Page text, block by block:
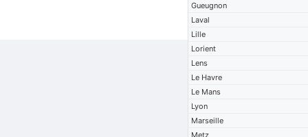
Gueugnon
Laval
Lille
Lorient
Lens
Le Havre
Le Mans
Lyon
Marseille
Metz